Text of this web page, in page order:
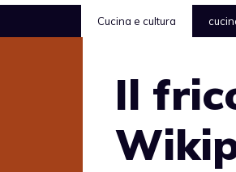
Cucina e cultura
Il